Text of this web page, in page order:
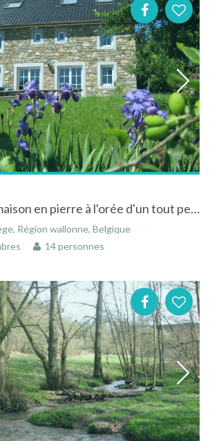
La Marguerite, maison en pierre à l'orée d'un tout petit village ardennais...
Région wallonne, Belgique
14 personnes